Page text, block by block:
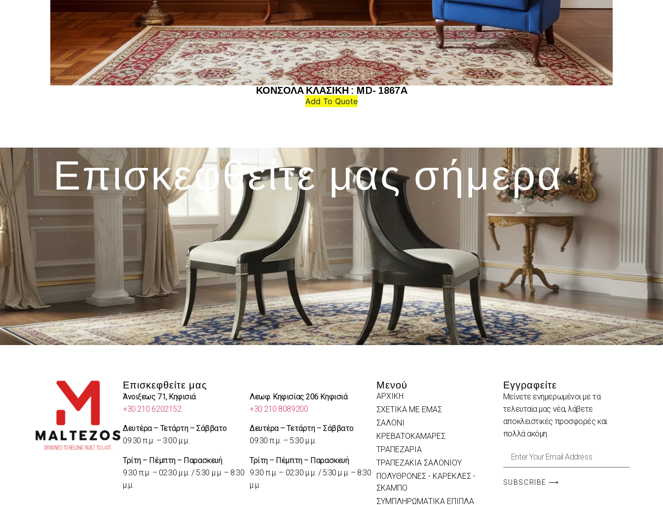
ΚΟΝΣΟΛΑ ΚΛΑΣΙΚΗ : MD- 1867A
Add To Quote
Επισκεφθείτε μας σήμερα
Επισκεφθείτε μας
Άνοιξεως 71, Κηφισιά
+30 210 6202152
Δευτέρα – Τετάρτη – Σάββατο
09:30 π.μ. – 3:00 μ.μ.
Τρίτη – Πέμπτη – Παρασκευή
9:30 π.μ. – 02:30 μ.μ. / 5:30 μ.μ. – 8:30
μ.μ.
Λεωφ. Κηφισίας 206 Κηφισιά
+30 210 8089200
Δευτέρα – Τετάρτη – Σάββατο
09:30 π.μ. – 5:30 μ.μ.
Τρίτη – Πέμπτη – Παρασκευή
9:30 π.μ. – 02:30 μ.μ. / 5:30 μ.μ. – 8:30
μ.μ.
Μενού
ΑΡΧΙΚΗ
ΣΧΕΤΙΚΑ ΜΕ ΕΜΑΣ
ΣΑΛΟΝΙ
ΚΡΕΒΑΤΟΚΑΜΑΡΕΣ
ΤΡΑΠΕΖΑΡΙΑ
ΤΡΑΠΕΖΑΚΙΑ ΣΑΛΟΝΙΟΥ
ΠΟΛΥΘΡΟΝΕΣ - ΚΑΡΕΚΛΕΣ -
ΣΚΑΜΠΟ
ΣΥΜΠΛΗΡΩΜΑΤΙΚΑ ΕΠΙΠΛΑ
Εγγραφείτε
Μείνετε ενημερωμένοι με τα
τελευταία μας νέα, λάβετε
αποκλειστικές προσφορές και
πολλά ακόμη.
SUBSCRIBE ⟶